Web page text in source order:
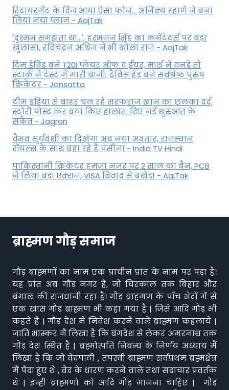
रिटायरमेंट के दिन आया ऐसा फोन... अजिंक्य रहाणे ने बना
लिया नया प्लान - AajTak
'दुश्मन समझता था...', हरभजन सिंह का कमेंटेटर्स पर बड़ा
खुलासा, रव‍िचंद्रन अश्विन ने भी खोला राज - AajTak
टिम डेविड बने T20I प्लेयर ऑफ द ईयर, मार्श ने वनडे तो
स्टार्क ने टेस्ट में मारी बाजी; ट्रैविस हेड बने सर्वश्रेष्ठ पुरुष
क्रिकेटर - Jansatta
टीम इंडिया से बाहर चल रहे सरफराज खान का छलका दर्द,
स्टोरी पोस्ट कर बयां किए हालात; दिए नई शुरुआत के
संकेत - Jagran
वैभव सूर्यवंशी का दिखेगा अब नया अवतार, राजस्थान
रॉयल्स के साथ बहा रहे हैं पसीना - India TV Hindi
पाकिस्तानी क्रिकेटर हमजा नजर पर 2 साल का बैन, PCB
ने ल‍िया बड़ा एक्शन, VISA व‍िवाद से बखेड़ा - AajTak
ब्राह्मण गौड़ समाज
गौड़ ब्राह्मणों का नाम एक प्राचीन प्रांत के नाम पर पड़ा है।
यह प्रांत अब गौड़ नगर है, जो चिरकाल तक बिहार और
बंगाल की राजधानी रहा है। गौड़ ब्राहमण के पाँच भेदों में से
एक खास गौड़ ब्राह्मण भी कहा गया है | जिसे आदि गौड़ भी
कहते हैं | गौड़ देश में निवेश करने वाले ब्राह्मण कहलाये |
जाति भास्कर मैं लिखा है कि बंगदेश से लेकर अमरनाथ तक
गौड़ देश स्थित है | ब्रह्मोत्पत्ति निबन्ध के निर्णय अध्याय मैं
लिखा है कि जो वेदपाठी , तपस्वी ब्राह्मण सर्वप्रथम ब्रह्मक्षेत्र
मैं पैदा हुए थे , वेद के धारण करने वाले तथा सदाचार प्रवर्तक
थे | इन्ही ब्राह्मणो को आदि गौड़ मानना चाहिए | गौड़